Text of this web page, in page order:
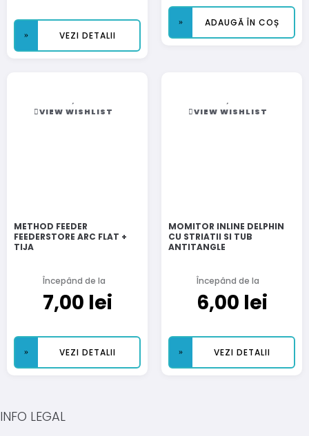
VEZI DETALII
ADAUGĂ ÎN COȘ
VIEW WISHLIST
METHOD FEEDER
FEEDERSTORE ARC FLAT +
TIJA
Începând de la
7,00 lei
VEZI DETALII
VIEW WISHLIST
MOMITOR INLINE DELPHIN
CU STRIATII SI TUB
ANTITANGLE
Începând de la
6,00 lei
VEZI DETALII
INFO LEGAL